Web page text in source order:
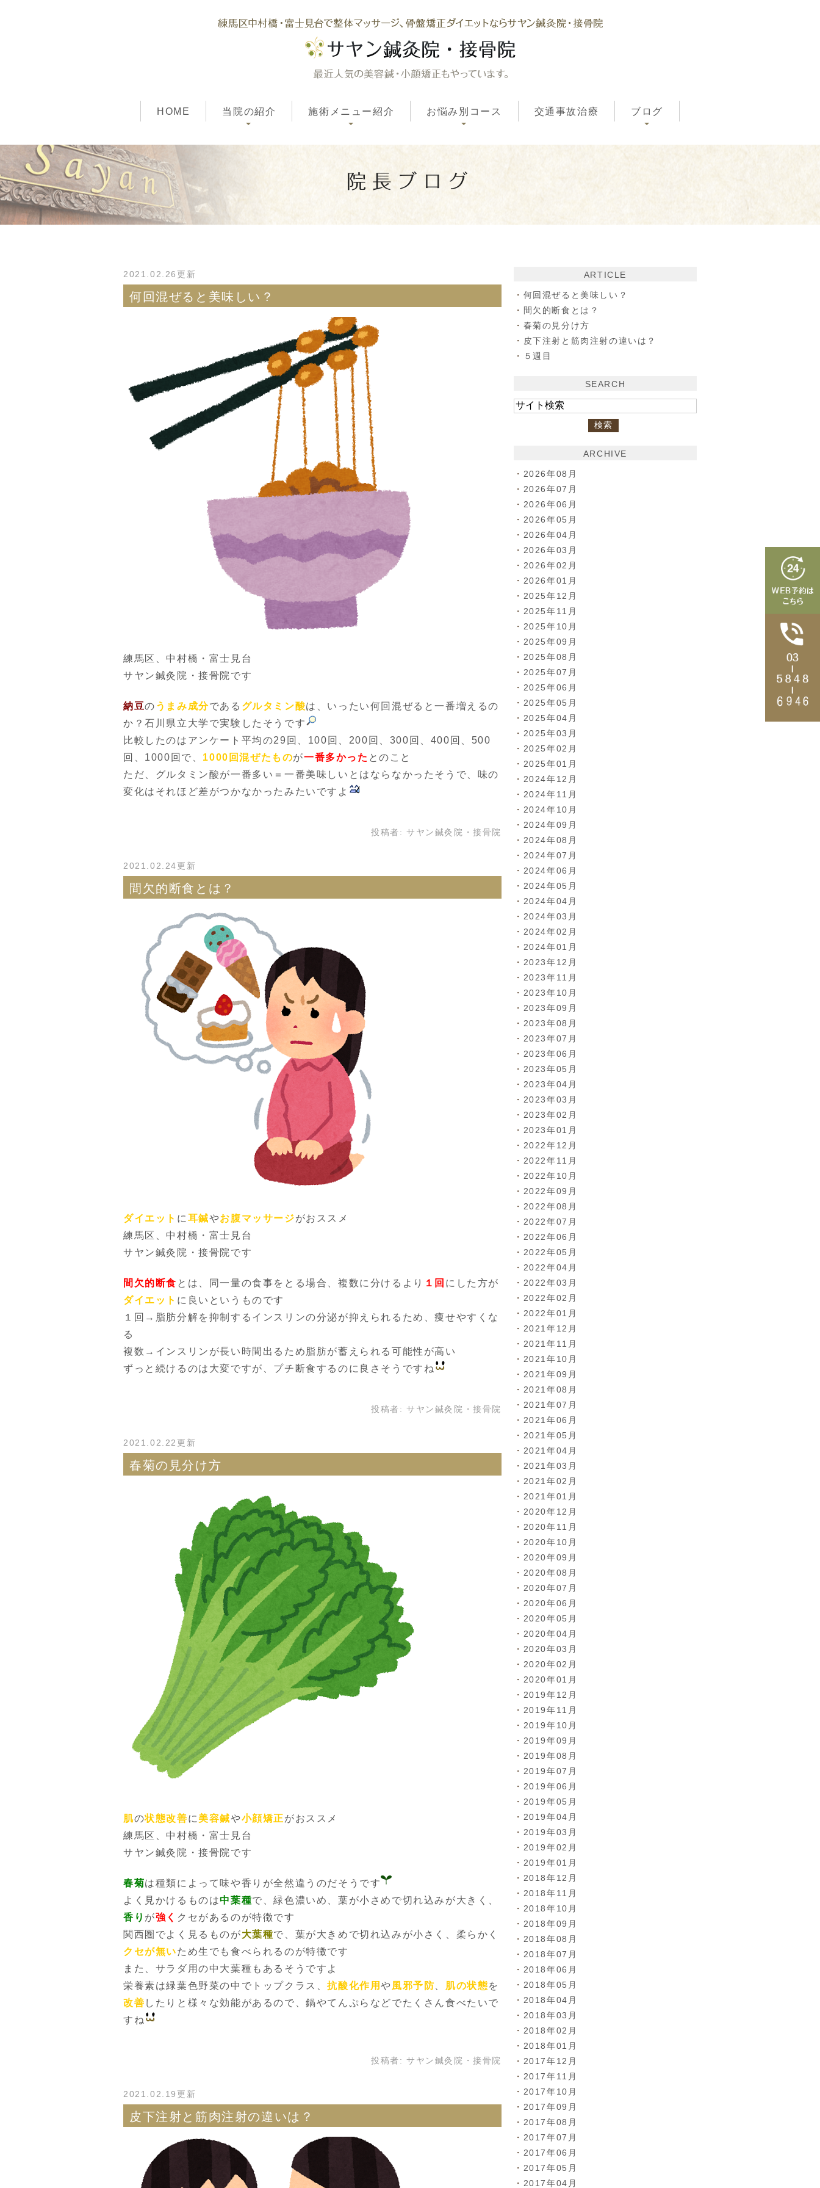
HOME 当院の紹介 施術メニュー紹介 お悩み別コース 交通事故治療 ブログ
院長ブログ
2021.02.26更新
何回混ぜると美味しい？
練馬区、中村橋・富士見台
サヤン鍼灸院・接骨院です
納豆の うまみ成分である グルタミン酸は、いったい何回混ぜると一番増えるの
か？石川県立大学で実験したそうです
比較したのはアンケート平均の29回、100回、200回、300回、400回、500
回、1000回で、 1000回混ぜたものが一番多かった とのこと
ただ、グルタミン酸が一番多い＝一番美味しいとはならなかったそうで、味の
変化はそれほど差がつかなかったみたいですよ
投稿者: サヤン鍼灸院・接骨院
2021.02.24更新
間欠的断食とは？
ダイエット に 耳鍼やお腹マッサージがおススメ
練馬区、中村橋・富士見台
サヤン鍼灸院・接骨院です
間欠的断食 とは、同一量の食事をとる場合、複数に分けるより １回 にした方が
ダイエット に良いというものです
１回→脂肪分解を抑制するインスリンの分泌が抑えられるため、痩せやすくな
る
複数→インスリンが長い時間出るため脂肪が蓄えられる可能性が高い
ずっと続けるのは大変ですが、プチ断食するのに良さそうですね
投稿者: サヤン鍼灸院・接骨院
2021.02.22更新
春菊の見分け方
肌の状態改善に 美容鍼や小顔矯正がおススメ
練馬区、中村橋・富士見台
サヤン鍼灸院・接骨院です
春菊は種類によって味や香りが全然違うのだそうです
よく見かけるものは中葉種で、緑色濃いめ、葉が小さめで切れ込みが大きく、
香り が強く クセがあるのが特徴です
関西圏でよく見るものが大葉種で、葉が大きめで切れ込みが小さく、柔らかく
クセが無いため生でも食べられるのが特徴です
また、サラダ用の中大葉種もあるそうですよ
栄養素は緑葉色野菜の中でトップクラス、抗酸化作用や風邪予防 肌の状態を
改善 したりと様々な効能があるので、鍋やてんぷらなどでたくさん食べたいで
すね
投稿者: サヤン鍼灸院・接骨院
2021.02.19更新
皮下注射と筋肉注射の違いは？
ARTICLE
何回混ぜると美味しい？
間欠的断食とは？
春菊の見分け方
皮下注射と筋肉注射の違いは？
５週目
SEARCH
ARCHIVE
2026年08月
2026年07月
2026年06月
2026年05月
2026年04月
2026年03月
2026年02月
2026年01月
2025年12月
2025年11月
2025年10月
2025年09月
2025年08月
2025年07月
2025年06月
2025年05月
2025年04月
2025年03月
2025年02月
2025年01月
2024年12月
2024年11月
2024年10月
2024年09月
2024年08月
2024年07月
2024年06月
2024年05月
2024年04月
2024年03月
2024年02月
2024年01月
2023年12月
2023年11月
2023年10月
2023年09月
2023年08月
2023年07月
2023年06月
2023年05月
2023年04月
2023年03月
2023年02月
2023年01月
2022年12月
2022年11月
2022年10月
2022年09月
2022年08月
2022年07月
2022年06月
2022年05月
2022年04月
2022年03月
2022年02月
2022年01月
2021年12月
2021年11月
2021年10月
2021年09月
2021年08月
2021年07月
2021年06月
2021年05月
2021年04月
2021年03月
2021年02月
2021年01月
2020年12月
2020年11月
2020年10月
2020年09月
2020年08月
2020年07月
2020年06月
2020年05月
2020年04月
2020年03月
2020年02月
2020年01月
2019年12月
2019年11月
2019年10月
2019年09月
2019年08月
2019年07月
2019年06月
2019年05月
2019年04月
2019年03月
2019年02月
2019年01月
2018年12月
2018年11月
2018年10月
2018年09月
2018年08月
2018年07月
2018年06月
2018年05月
2018年04月
2018年03月
2018年02月
2018年01月
2017年12月
2017年11月
2017年10月
2017年09月
2017年08月
2017年07月
2017年06月
2017年05月
2017年04月